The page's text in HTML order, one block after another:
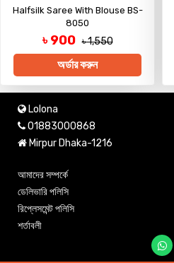
Halfsilk Saree With Blouse BS-
8050
৳ 900 ৳ 1,550
অর্ডার করুন
Lolona
01883000868
Mirpur Dhaka-1216
আমাদের সম্পর্কে
ডেলিভারি পলিসি
রিপ্লেসমেন্ট পলিসি
শর্তাবলী